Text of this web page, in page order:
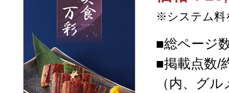
※システム料
■総ページ
■掲載点数/
（内、グ